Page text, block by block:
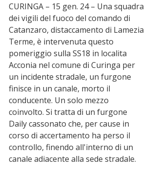
CURINGA – 15 gen. 24 – Una squadra
dei vigili del fuoco del comando di
Catanzaro, distaccamento di Lamezia
Terme, è intervenuta questo
pomeriggio sulla SS18 in localita
Acconia nel comune di Curinga per
un incidente stradale, un furgone
finisce in un canale, morto il
conducente. Un solo mezzo
coinvolto. Si tratta di un furgone
Daily cassonato che, per cause in
corso di accertamento ha perso il
controllo, finendo all'interno di un
canale adiacente alla sede stradale.